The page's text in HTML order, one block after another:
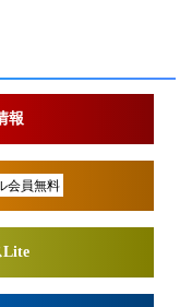
報
会員無料
Lite